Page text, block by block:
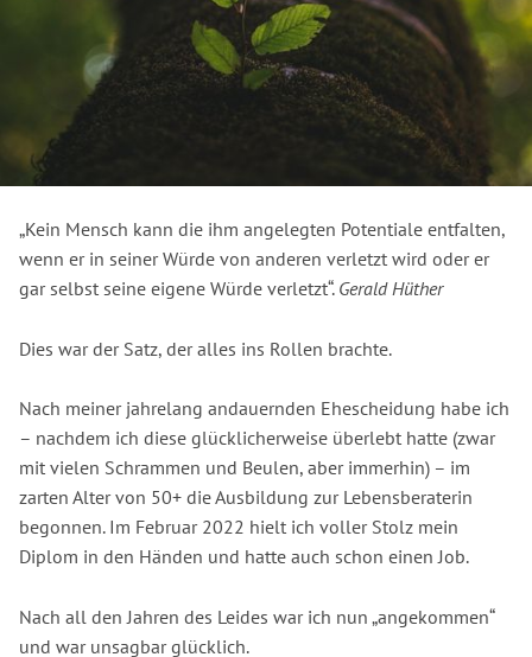
„Kein Mensch kann die ihm angelegten Potentiale entfalten,
wenn er in seiner Würde von anderen verletzt wird oder er
gar selbst seine eigene Würde verletzt“. Gerald Hüther
Dies war der Satz, der alles ins Rollen brachte.
Nach meiner jahrelang andauernden Ehescheidung habe ich
– nachdem ich diese glücklicherweise überlebt hatte (zwar
mit vielen Schrammen und Beulen, aber immerhin) – im
zarten Alter von 50+ die Ausbildung zur Lebensberaterin
begonnen. Im Februar 2022 hielt ich voller Stolz mein
Diplom in den Händen und hatte auch schon einen Job.
Nach all den Jahren des Leides war ich nun „angekommen“
und war unsagbar glücklich.